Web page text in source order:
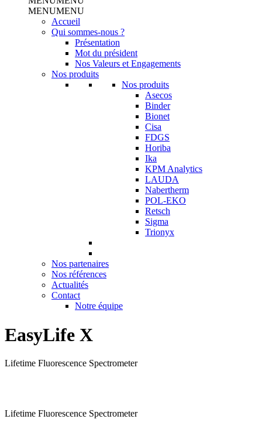
MENUMENU
Accueil
Qui sommes-nous ?
Présentation
Mot du président
Nos Valeurs et Engagements
Nos produits
Nos produits
Asecos
Binder
Bionet
Cisa
FDGS
Horiba
Ika
KPM Analytics
LAUDA
Nabertherm
POL-EKO
Retsch
Sigma
Trionyx
Nos partenaires
Nos références
Actualités
Contact
Notre équipe
EasyLife X
Lifetime Fluorescence Spectrometer
Lifetime Fluorescence Spectrometer